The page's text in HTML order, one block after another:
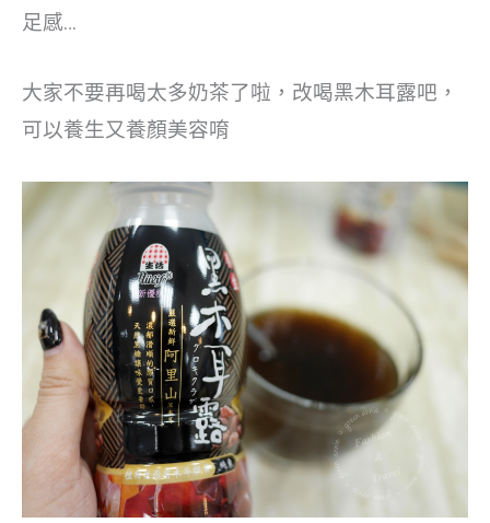
足感…
大家不要再喝太多奶茶了啦，改喝黑木耳露吧，
可以養生又養顏美容唷